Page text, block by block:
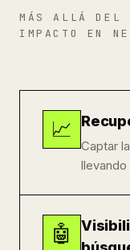
MÁS ALLÁ DEL
IMPACTO EN
📈
Captar
🤖